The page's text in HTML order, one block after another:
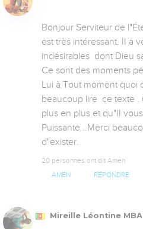
Bonjour Serviteur de
est très intéressant. II a
indésirables  dont Dieu
Ce sont des moments
Lui à Tout moment quoi
beaucoup lire  ce texte
plus en plus et qu"II
Puissante ..Merci
d"exister.
20 personnes ont dit Amen
AMEN RÉPONDRE
Mireille Léontine